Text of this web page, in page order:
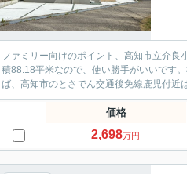
ファミリー向けのポイント、高知市立介
積88.18平米なので、使い勝手がいいです
ば、高知市のとさでん交通後免線鹿児付近
価格
2,698万円